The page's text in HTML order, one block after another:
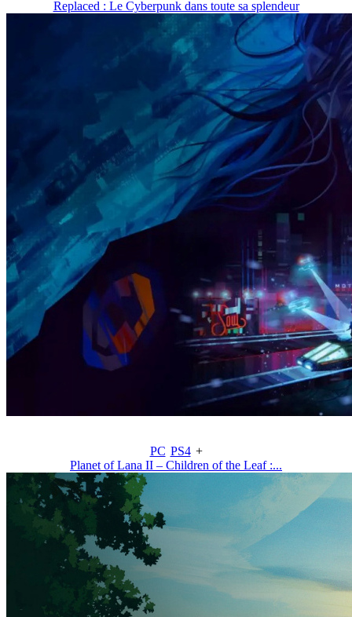
Replaced : Le Cyberpunk dans toute sa splendeur
PC PS4 +
Planet of Lana II – Children of the Leaf :...